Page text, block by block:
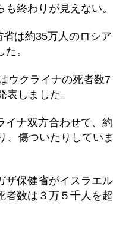
終わりが見えない。
は約35万人のロシア
。
ウクライナの死者数7
しました。
イナ双方合わせて、約
、傷ついたりしていま
ザ保健省がイスラエル
者数は３万５千人を超